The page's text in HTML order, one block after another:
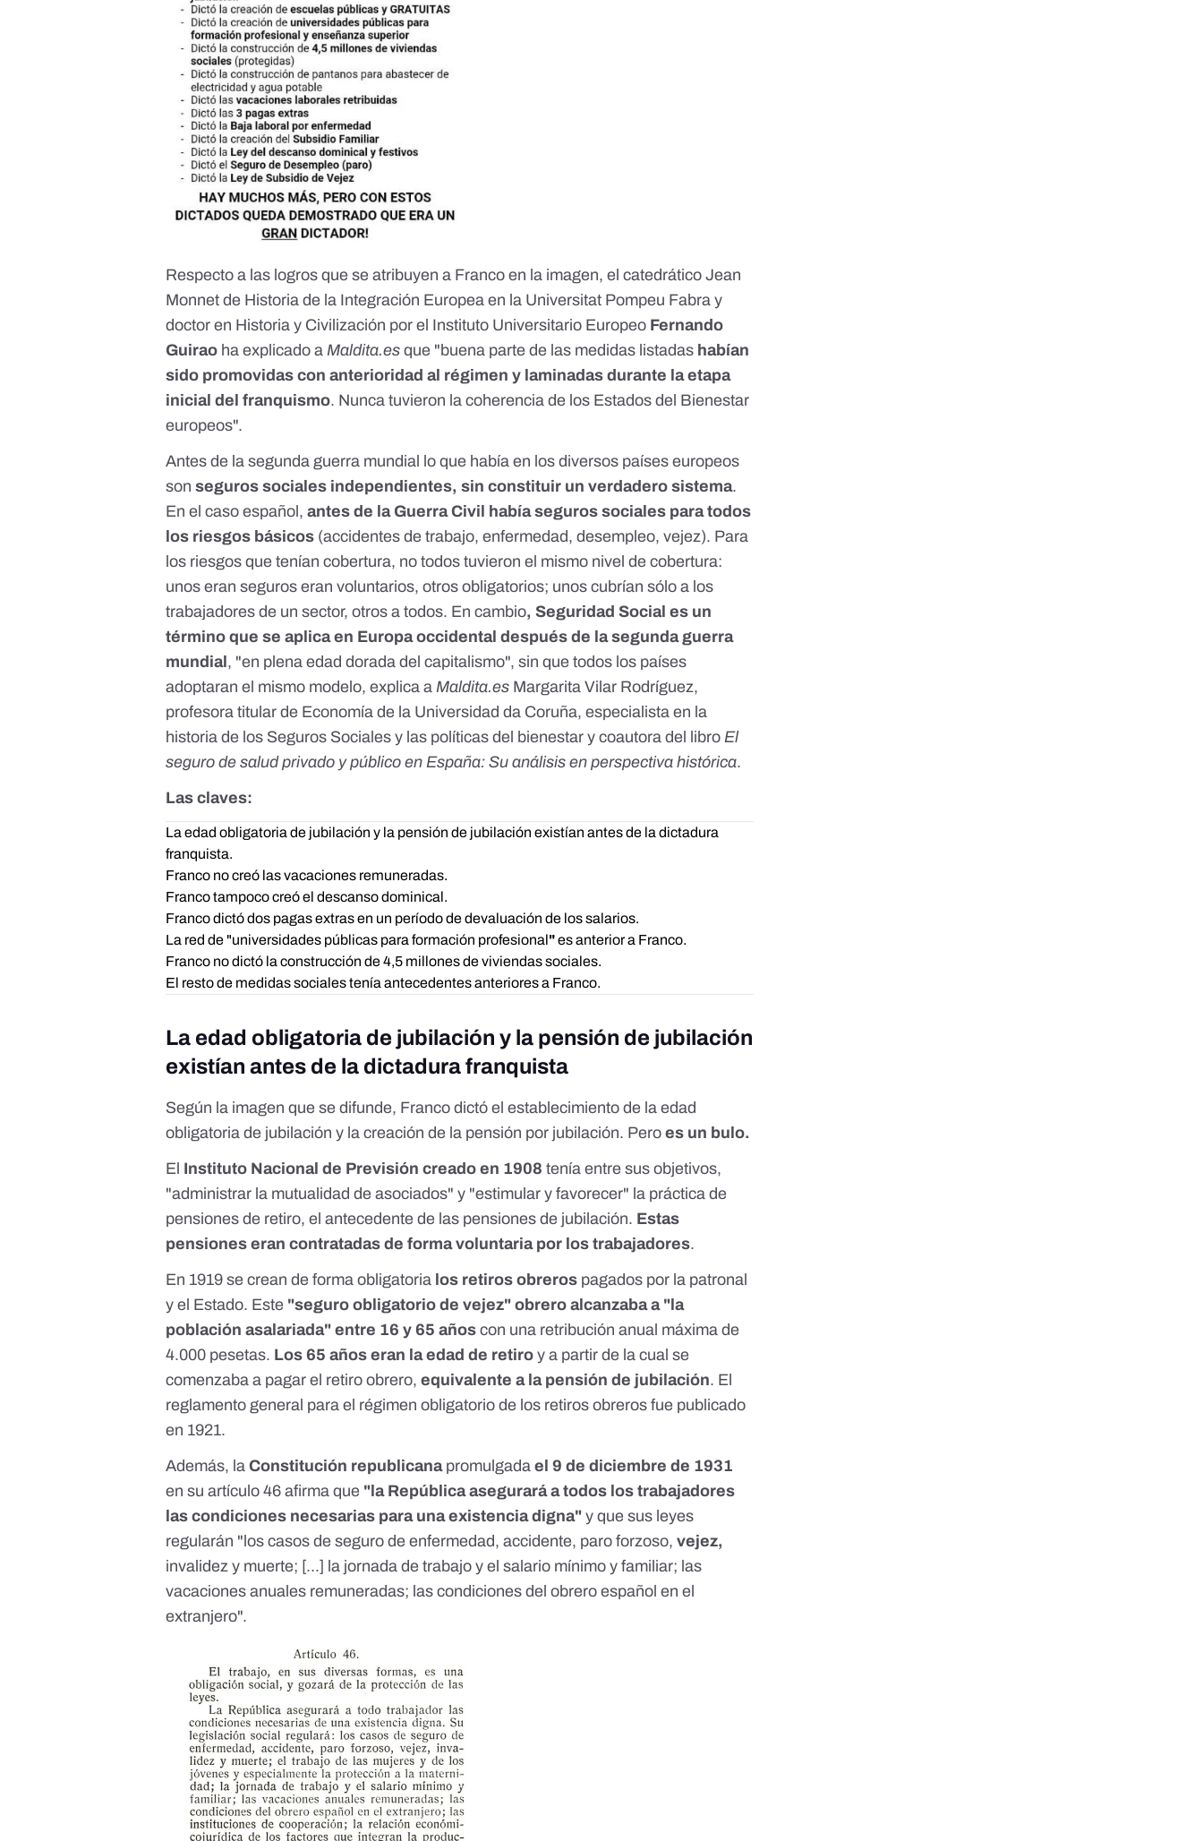
Respecto a las logros que se atribuyen a Franco en la imagen, el catedrático Jean
Monnet de Historia de la Integración Europea en la Universitat Pompeu Fabra y
doctor en Historia y Civilización por el Instituto Universitario Europeo Fernando
Guirao ha explicado a Maldita.es que "buena parte de las medidas listadas habían
sido promovidas con anterioridad al régimen y laminadas durante la etapa
inicial del franquismo. Nunca tuvieron la coherencia de los Estados del Bienestar
europeos".
Antes de la segunda guerra mundial lo que había en los diversos países europeos
son seguros sociales independientes, sin constituir un verdadero sistema.
En el caso español, antes de la Guerra Civil había seguros sociales para todos
los riesgos básicos (accidentes de trabajo, enfermedad, desempleo, vejez). Para
los riesgos que tenían cobertura, no todos tuvieron el mismo nivel de cobertura:
unos eran seguros eran voluntarios, otros obligatorios; unos cubrían sólo a los
trabajadores de un sector, otros a todos. En cambio, Seguridad Social es un
término que se aplica en Europa occidental después de la segunda guerra
mundial, "en plena edad dorada del capitalismo", sin que todos los países
adoptaran el mismo modelo, explica a Maldita.es Margarita Vilar Rodríguez,
profesora titular de Economía de la Universidad da Coruña, especialista en la
historia de los Seguros Sociales y las políticas del bienestar y coautora del libro El
seguro de salud privado y público en España: Su análisis en perspectiva histórica.
Las claves:
La edad obligatoria de jubilación y la pensión de jubilación existían antes de la dictadura
franquista.
Franco no creó las vacaciones remuneradas.
Franco tampoco creó el descanso dominical.
Franco dictó dos pagas extras en un período de devaluación de los salarios.
La red de "universidades públicas para formación profesional"es anterior a Franco.
Franco no dictó la construcción de 4,5 millones de viviendas sociales.
El resto de medidas sociales tenía antecedentes anteriores a Franco.
La edad obligatoria de jubilación y la pensión de jubilación
existían antes de la dictadura franquista
Según la imagen que se difunde, Franco dictó el establecimiento de la edad
obligatoria de jubilación y la creación de la pensión por jubilación. Peroes un bulo.
El Instituto Nacional de Previsión creado en 1908 tenía entre sus objetivos,
"administrar la mutualidad de asociados" y "estimular y favorecer" la práctica de
pensiones de retiro, el antecedente de las pensiones de jubilación. Estas
pensiones eran contratadas de forma voluntaria por los trabajadores.
En 1919 se crean de forma obligatoria los retiros obreros pagados por la patronal
y el Estado. Este "seguro obligatorio de vejez" obrero alcanzaba a "la
población asalariada" entre 16 y 65 años con una retribución anual máxima de
4.000 pesetas. Los 65 años eran la edad de retiro y a partir de la cual se
comenzaba a pagar el retiro obrero, equivalente a la pensión de jubilación. El
reglamento general para el régimen obligatorio de los retiros obreros fue publicado
en 1921.
Además, laConstitución republicanapromulgada el 9 de diciembre de 1931
en su artículo 46 afirma que "la República asegurará a todos los trabajadores
las condiciones necesarias para una existencia digna" y que sus leyes
regularán "los casos de seguro de enfermedad, accidente, paro forzoso,vejez,
invalidez y muerte; [...] la jornada de trabajo y el salario mínimo y familiar; las
vacaciones anuales remuneradas; las condiciones del obrero español en el
extranjero".